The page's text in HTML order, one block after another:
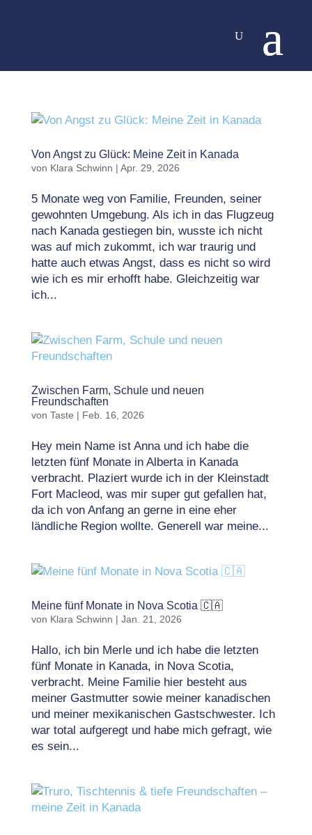
Von Angst zu Glück: Meine Zeit in Kanada
von Klara Schwinn | Apr. 29, 2026
5 Monate weg von Familie, Freunden, seiner
gewohnten Umgebung. Als ich in das Flugzeug
nach Kanada gestiegen bin, wusste ich nicht
was auf mich zukommt, ich war traurig und
hatte auch etwas Angst, dass es nicht so wird
wie ich es mir erhofft habe. Gleichzeitig war
ich...
Zwischen Farm, Schule und neuen
Freundschaften
von Taste | Feb. 16, 2026
Hey mein Name ist Anna und ich habe die
letzten fünf Monate in Alberta in Kanada
verbracht. Plaziert wurde ich in der Kleinstadt
Fort Macleod, was mir super gut gefallen hat,
da ich von Anfang an gerne in eine eher
ländliche Region wollte. Generell war meine...
Meine fünf Monate in Nova Scotia 🇨🇦
von Klara Schwinn | Jan. 21, 2026
Hallo, ich bin Merle und ich habe die letzten
fünf Monate in Kanada, in Nova Scotia,
verbracht. Meine Familie hier besteht aus
meiner Gastmutter sowie meiner kanadischen
und meiner mexikanischen Gastschwester. Ich
war total aufgeregt und habe mich gefragt, wie
es sein...